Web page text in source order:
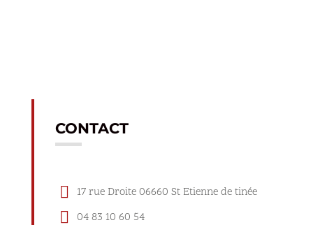
CONTACT
 17 rue Droite 06660 St Etienne de tinée
 04 83 10 60 54